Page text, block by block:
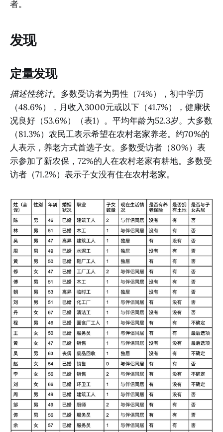
者。
发现
定量发现
描述性统计。 多数受访者为男性（74%），初中学历
（48.6%），月收入3000元或以下（41.7%），健康状
况良好（53.6%）（表1）。平均年龄为52.3岁。大多数
（81.3%）农民工表示希望在农村老家养老。约70%的
人表示，养老方式首选子女。多数受访者（80%）表
示参加了新农保，72%的人在农村老家有耕地。多数受
访者（71.2%）表示子女没有住在农村老家。